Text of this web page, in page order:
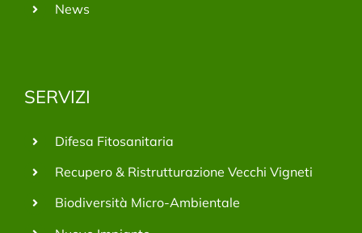
News
SERVIZI
Difesa Fitosanitaria
Recupero & Ristrutturazione Vecchi Vigneti
Biodiversità Micro-Ambientale